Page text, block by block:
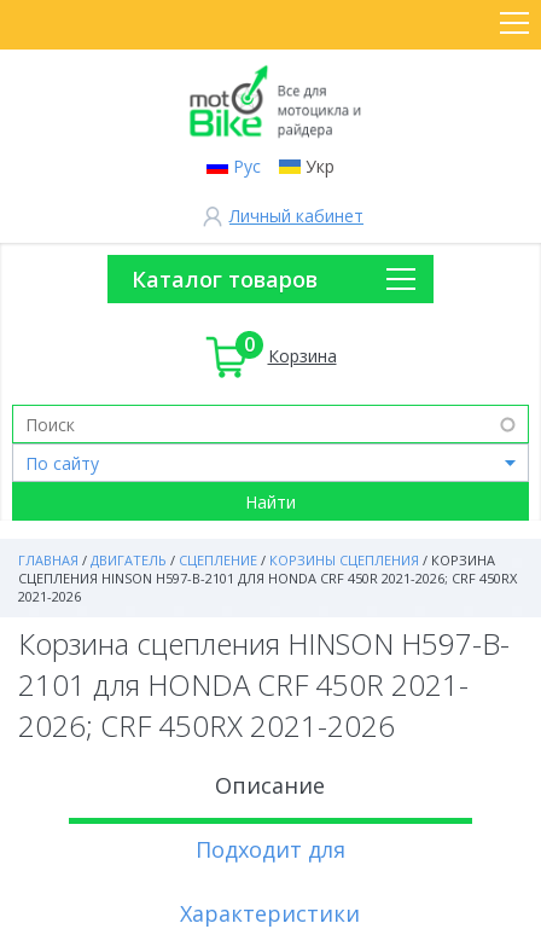
Рус Укр
Личный кабинет
Каталог товаров
0 Корзина
ГЛАВНАЯ / ДВИГАТЕЛЬ / СЦЕПЛЕНИЕ / КОРЗИНЫ СЦЕПЛЕНИЯ / КОРЗИНА
СЦЕПЛЕНИЯ HINSON H597-B-2101 ДЛЯ HONDA CRF 450R 2021-2026; CRF 450RX
2021-2026
Корзина сцепления HINSON H597-B-
2101 для HONDA CRF 450R 2021-
2026; CRF 450RX 2021-2026
Описание
Подходит для
Характеристики